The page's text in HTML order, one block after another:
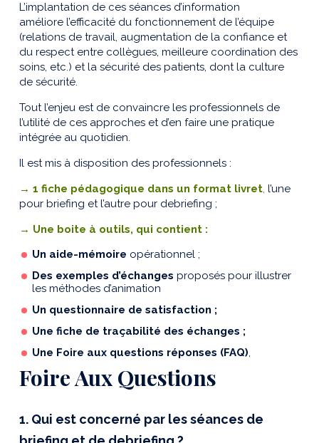
L’implantation de ces séances d’information
améliore l’efficacité du fonctionnement de l’équipe
(relations de travail, augmentation de la confiance et
du respect entre collègues, meilleure coordination des
soins, etc.) et la sécurité des patients, dont la culture
de sécurité.
Tout l’enjeu est de convaincre les professionnels de
l’utilité de ces approches et d’en faire une pratique
intégrée au quotidien.
Il est mis à disposition des professionnels :
→ 1 fiche pédagogique dans un format livret, l’une
pour briefing et l’autre pour debriefing ;
→ Une boite à outils, qui contient :
Un aide-mémoire opérationnel ;
Des exemples d’échanges proposés pour illustrer
les méthodes d’animation
Un questionnaire de satisfaction ;
Une fiche de traçabilité des échanges ;
Une Foire aux questions réponses (FAQ),
Foire Aux Questions
1. Qui est concerné par les séances de